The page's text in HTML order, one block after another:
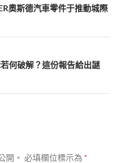
奧斯德汽車零件于推動城際
何破解？這份報告給出謎
開。 必填欄位標示為 *